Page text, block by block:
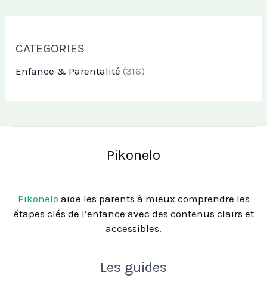
CATEGORIES
Enfance & Parentalité (316)
Pikonelo
Pikonelo aide les parents à mieux comprendre les
étapes clés de l’enfance avec des contenus clairs et
accessibles.
Les guides